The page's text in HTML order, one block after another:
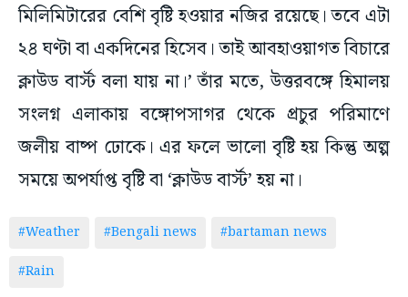
মিলিমিটারের বেশি বৃষ্টি হওয়ার নজির রয়েছে। তবে এটা
২৪ ঘণ্টা বা একদিনের হিসেব। তাই আবহাওয়াগত বিচারে
ক্লাউড বার্স্ট বলা যায় না।’ তাঁর মতে, উত্তরবঙ্গে হিমালয়
সংলগ্ন এলাকায় বঙ্গোপসাগর থেকে প্রচুর পরিমাণে
জলীয় বাষ্প ঢোকে। এর ফলে ভালো বৃষ্টি হয় কিন্তু অল্প
সময়ে অপর্যাপ্ত বৃষ্টি বা ‘ক্লাউড বার্স্ট’ হয় না।
#Weather #Bengali news
#bartaman news
#Rain